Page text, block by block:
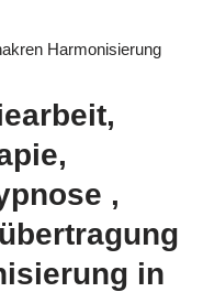
Harmonisierung
,
in